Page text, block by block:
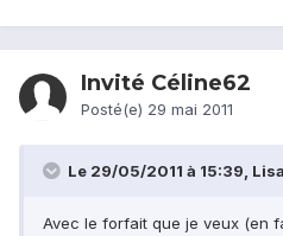
Invité Céline62
Posté(e) 29 mai 2011
Le 29/05/2011 à 15:39,
Avec le forfait que je veux (en